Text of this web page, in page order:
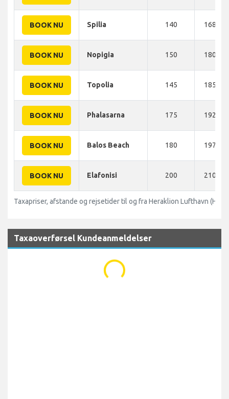
BOOK NU Spilia 140 168 KM
BOOK NU Nopigia 150 180 KM
BOOK NU Topolia 145 185 KM
BOOK NU Phalasarna 175 192 KM
BOOK NU Balos Beach 180 197 KM
BOOK NU Elafonisi 200 210 KM
Taxapriser, afstande og rejsetider til og fra Heraklion Lufthavn (HER)
Taxaoverførsel Kundeanmeldelser
...